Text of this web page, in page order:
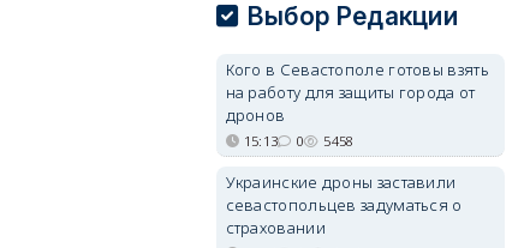
Выбор Редакции
Кого в Севастополе готовы взять
на работу для защиты города от
дронов
15:13 0 5458
Украинские дроны заставили
севастопольцев задуматься о
страховании